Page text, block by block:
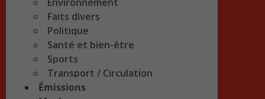
Faits divers
Politique
Santé et bien-être
Sports
Transport / Circulation
Émissions